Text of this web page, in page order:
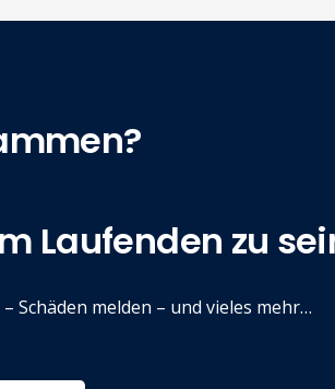
Laufenden zu
Schäden melden – und vieles mehr…